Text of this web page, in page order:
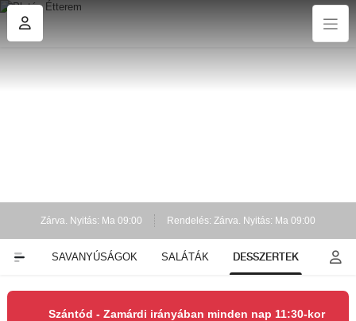
Zárva. Nyitás: Ma 09:00 Rendelés: Zárva. Nyitás: Ma 09:00
SAVANYÚSÁGOK SALÁTÁK DESSZERTEK
Szántód - Zamárdi irányában minden nap 11:30-kor